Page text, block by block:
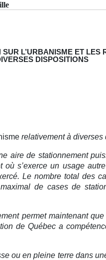
L’URBANISME ET LES
DISPOSITIONS
relativement à diverses
aire de stationnement
s’exerce un usage
Le nombre total des
de cases de
permet maintenant
de Québec a
ou en pleine terre dans